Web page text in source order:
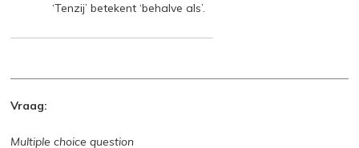
‘Tenzij’ betekent ‘behalve als’.
Vraag:
Multiple choice question